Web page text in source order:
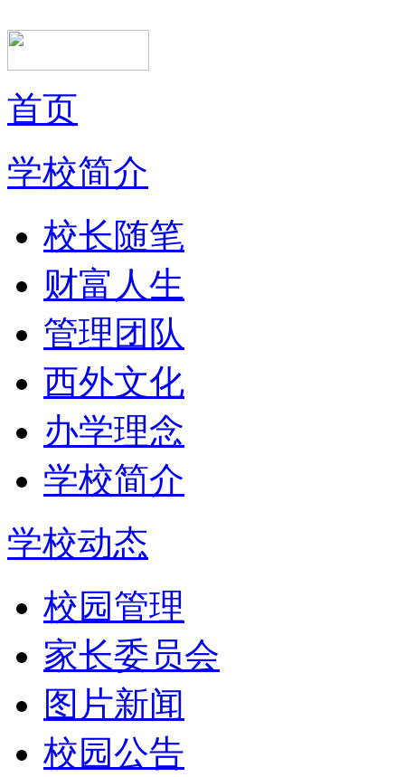
首页
学校简介
校长随笔
财富人生
管理团队
西外文化
办学理念
学校简介
学校动态
校园管理
家长委员会
图片新闻
校园公告